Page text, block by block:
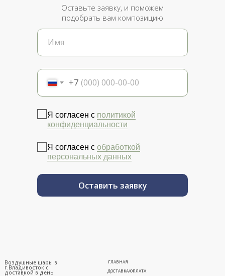
+7
Я согласен с политикой
конфиденциальности
Я согласен с обработкой
персональных данных
Оставить заявку
Оставьте заявку, и поможем
подобрать вам композицию
ГЛАВНАЯ
ДОСТАВКА/ОПЛАТА
Воздушные шары в
г.Владивосток с
доставкой в день